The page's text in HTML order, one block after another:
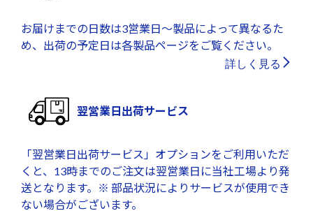
お届けまでの日数は3営業日～製品によって異なるた
め、出荷の予定日は各製品ページをご覧ください。
詳しく見る
翌営業日出荷サービス
「翌営業日出荷サービス」オプションをご利用いただ
くと、13時までのご注文は翌営業日に当社工場より発
送となります。※ 部品状況によりサービスが使用でき
ない場合がございます。